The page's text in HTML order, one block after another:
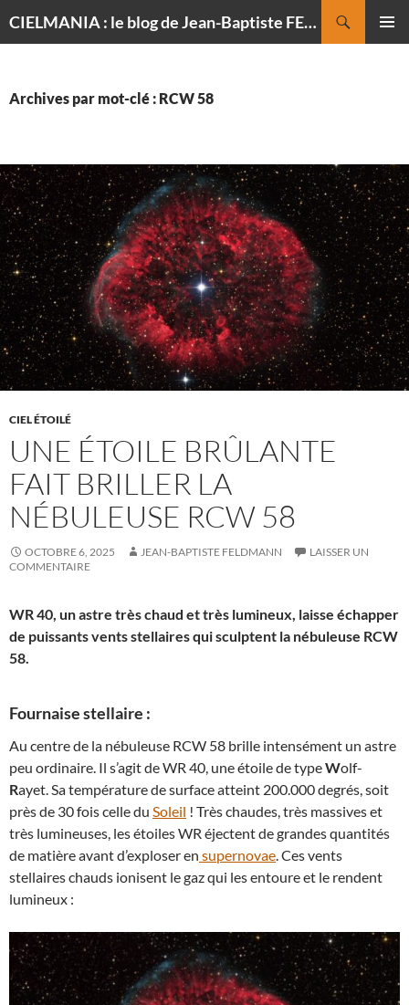
CIELMANIA : le blog de Jean-Baptiste FELDMANN, photographe du ciel
Archives par mot-clé : RCW 58
CIEL ÉTOILÉ
UNE ÉTOILE BRÛLANTE
FAIT BRILLER LA
NÉBULEUSE RCW 58
OCTOBRE 6, 2025 JEAN-BAPTISTE FELDMANN
LAISSER UN
COMMENTAIRE
WR 40, un astre très chaud et très lumineux, laisse échapper
de puissants vents stellaires qui sculptent la nébuleuse RCW
58.
Fournaise stellaire :
Au centre de la nébuleuse RCW 58 brille intensément un astre
peu ordinaire. Il s’agit de WR 40, une étoile de typeWolf-
Rayet. Sa température de surface atteint 200.000 degrés, soit
près de 30 fois celle du Soleil ! Très chaudes, très massives et
très lumineuses, les étoiles WR éjectent de grandes quantités
de matière avant d’exploser en supernovae. Ces vents
stellaires chauds ionisent le gaz qui les entoure et le rendent
lumineux :